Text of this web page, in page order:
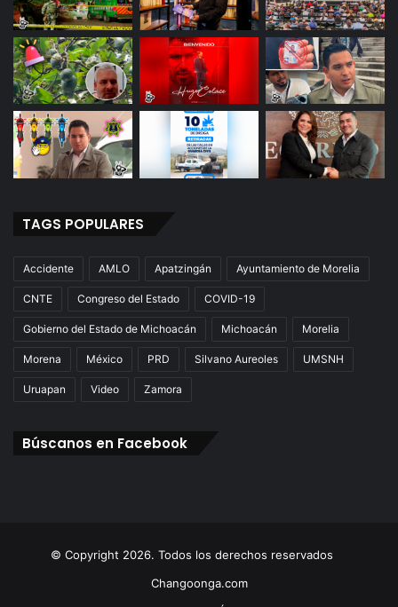
TAGS POPULARES
Accidente AMLO Apatzingán Ayuntamiento de Morelia
CNTE Congreso del Estado COVID-19
Gobierno del Estado de Michoacán Michoacán Morelia
Morena México PRD Silvano Aureoles UMSNH
Uruapan Video Zamora
Búscanos en Facebook
© Copyright 2026. Todos los derechos reservados
Changoonga.com